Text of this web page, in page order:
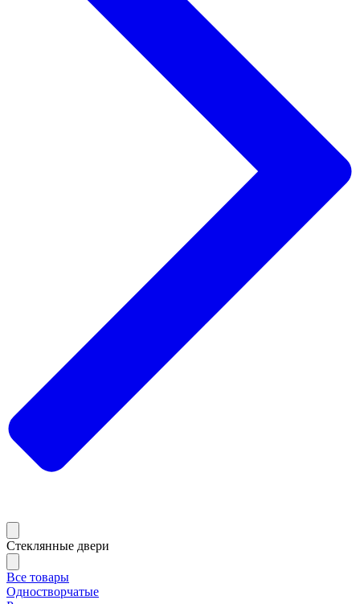
Стеклянные двери
Все товары
Одностворчатые